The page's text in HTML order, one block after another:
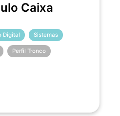
Caixa
Digital Sistemas
Perfil Tronco